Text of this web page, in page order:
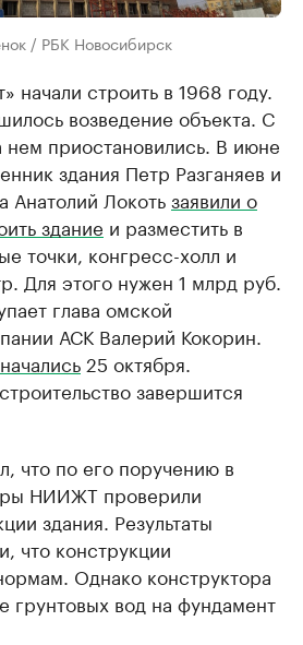
/ РБК Новосибирск
начали строить в 1968 году.
возведение объекта. С
нем приостановились. В июне
здания Петр Разганяев и
Анатолий Локотьзаявили о
здание и разместить в
точки, конгресс-холл и
Для этого нужен 1 млрд руб.
глава омской
АСК Валерий Кокорин.
25 октября.
завершится
что по его поручению в
НИИЖТ проверили
здания. Результаты
что конструкции
Однако конструктора
грунтовых вод на фундамент